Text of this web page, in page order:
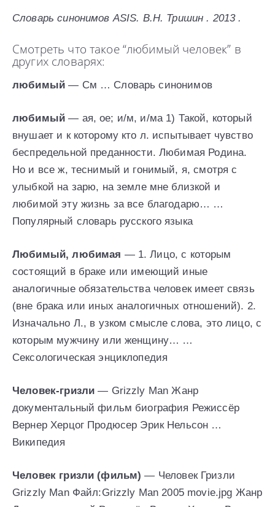
Словарь синонимов ASIS. В.Н. Тришин . 2013 .
Смотреть что такое “любимый человек” в
других словарях:
любимый — См … Словарь синонимов
любимый — ая, ое; и/м, и/ма 1) Такой, который
внушает и к которому кто л. испытывает чувство
беспредельной преданности. Любимая Родина.
Но и все ж, теснимый и гонимый, я, смотря с
улыбкой на зарю, на земле мне близкой и
любимой эту жизнь за все благодарю… …
Популярный словарь русского языка
Любимый, любимая — 1. Лицо, с которым
состоящий в браке или имеющий иные
аналогичные обязательства человек имеет связь
(вне брака или иных аналогичных отношений). 2.
Изначально Л., в узком смысле слова, это лицо, с
которым мужчину или женщину… …
Сексологическая энциклопедия
Человек-гризли — Grizzly Man Жанр
документальный фильм биография Режиссёр
Вернер Херцог Продюсер Эрик Нельсон …
Википедия
Человек гризли (фильм) — Человек Гризли
Grizzly Man Файл:Grizzly Man 2005 movie.jpg Жанр